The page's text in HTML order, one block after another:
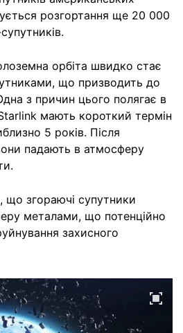
розгортання ще 20 000
орбіта швидко стає
що призводить до
з причин цього полягає в
мають короткий термін
5 років. Після
падають в атмосферу
що згораючі супутники
металами, що потенційно
захисного